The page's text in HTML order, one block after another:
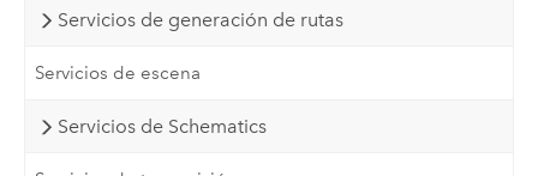
Servicios de generación de rutas
Servicios de escena
Servicios de Schematics